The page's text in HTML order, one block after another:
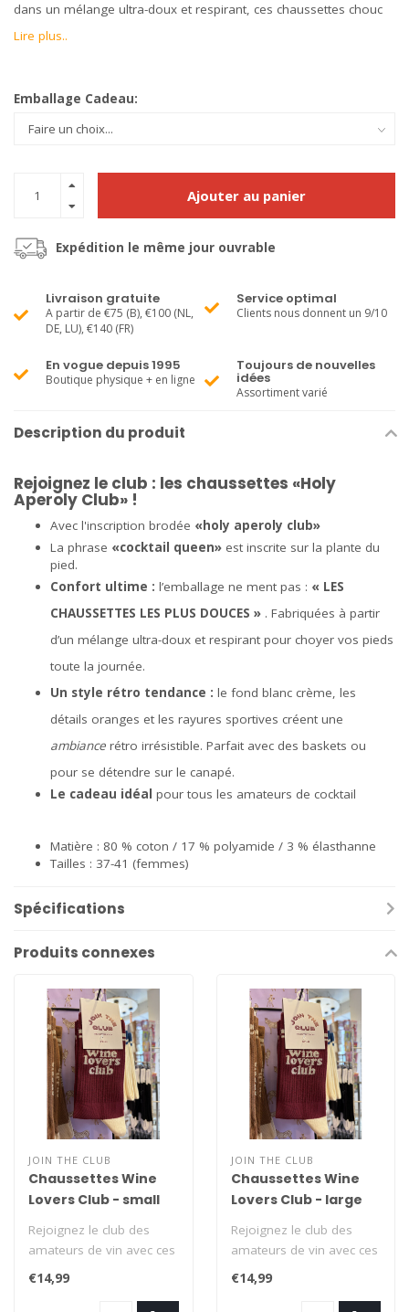
dans un mélange ultra-doux et respirant, ces chaussettes chouc
Lire plus..
Emballage Cadeau:
Ajouter au panier
Expédition le même jour ouvrable
Livraison gratuite
A partir de €75 (B), €100 (NL,
DE, LU), €140 (FR)
Service optimal
Clients nous donnent un 9/10
En vogue depuis 1995
Boutique physique + en ligne
Toujours de nouvelles
idées
Assortiment varié
Description du produit
Rejoignez le club : les chaussettes «Holy
Aperoly Club» !
Avec l'inscription brodée «holy aperoly club»
La phrase «cocktail queen» est inscrite sur la plante du
pied.
Confort ultime : l’emballage ne ment pas : « LES
CHAUSSETTES LES PLUS DOUCES » . Fabriquées à partir
d’un mélange ultra-doux et respirant pour choyer vos pieds
toute la journée.
Un style rétro tendance : le fond blanc crème, les
détails oranges et les rayures sportives créent une
ambiance rétro irrésistible. Parfait avec des baskets ou
pour se détendre sur le canapé.
Le cadeau idéal pour tous les amateurs de cocktail
Matière : 80 % coton / 17 % polyamide / 3 % élasthanne
Tailles : 37-41 (femmes)
Spécifications
Produits connexes
JOIN THE CLUB
Chaussettes Wine
Lovers Club - small
Rejoignez le club des
amateurs de vin avec ces
ornées de ..
€14,99
JOIN THE CLUB
Chaussettes Wine
Lovers Club - large
Rejoignez le club des
amateurs de vin avec ces
ornées de ..
€14,99